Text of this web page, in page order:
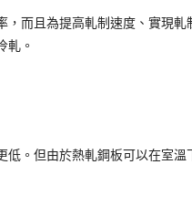
而且為提高軋制速度、實現
軋。
。但由於熱軋鋼板可以在室